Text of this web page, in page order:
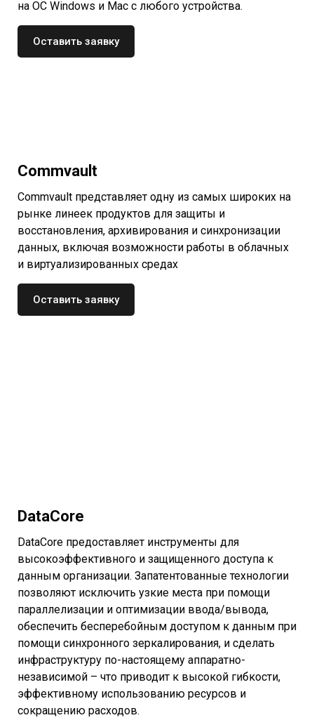
на ОС Windows и Mac с любого устройства.
Оставить заявку
Commvault
Commvault представляет одну из самых широких на
рынке линеек продуктов для защиты и
восстановления, архивирования и синхронизации
данных, включая возможности работы в облачных
и виртуализированных средах
Оставить заявку
DataCore
DataCore предоставляет инструменты для
высокоэффективного и защищенного доступа к
данным организации. Запатентованные технологии
позволяют исключить узкие места при помощи
параллелизации и оптимизации ввода/вывода,
обеспечить бесперебойным доступом к данным при
помощи синхронного зеркалирования, и сделать
инфраструктуру по-настоящему аппаратно-
независимой – что приводит к высокой гибкости,
эффективному использованию ресурсов и
сокращению расходов.